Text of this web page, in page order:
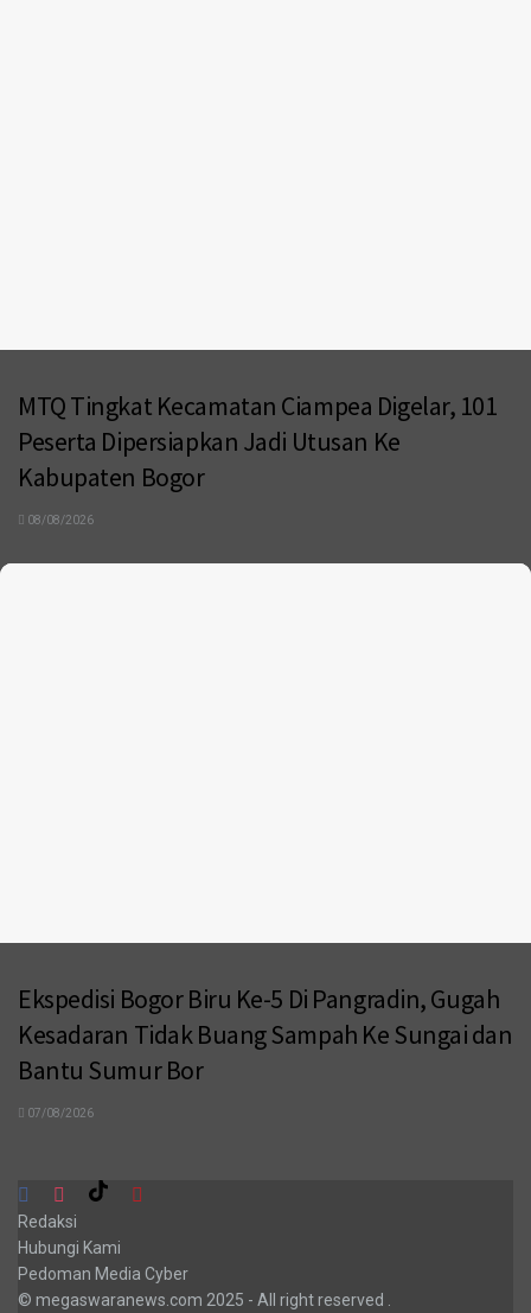
MTQ Tingkat Kecamatan Ciampea Digelar, 101
Peserta Dipersiapkan Jadi Utusan Ke
Kabupaten Bogor
08/08/2026
Ekspedisi Bogor Biru Ke-5 Di Pangradin, Gugah
Kesadaran Tidak Buang Sampah Ke Sungai dan
Bantu Sumur Bor
07/08/2026
Redaksi
Hubungi Kami
Pedoman Media Cyber
© megaswaranews.com 2025 - All right reserved